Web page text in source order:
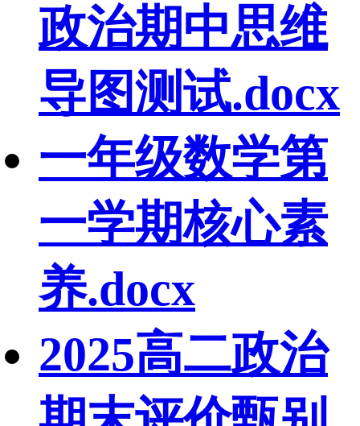
政治期中思维
导图测试.docx
一年级数学第
一学期核心素
养.docx
2025高二政治